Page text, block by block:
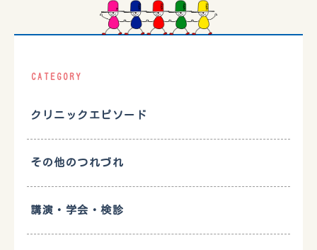
CATEGORY
クリニックエピソード
その他のつれづれ
講演・学会・検診